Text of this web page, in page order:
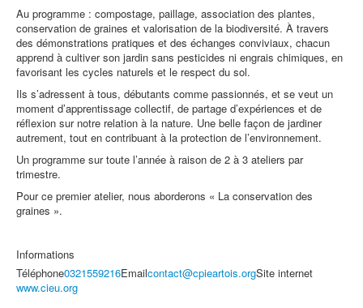
Au programme : compostage, paillage, association des plantes,
conservation de graines et valorisation de la biodiversité. À travers
des démonstrations pratiques et des échanges conviviaux, chacun
apprend à cultiver son jardin sans pesticides ni engrais chimiques, en
favorisant les cycles naturels et le respect du sol.
Ils s’adressent à tous, débutants comme passionnés, et se veut un
moment d’apprentissage collectif, de partage d’expériences et de
réflexion sur notre relation à la nature. Une belle façon de jardiner
autrement, tout en contribuant à la protection de l’environnement.
Un programme sur toute l’année à raison de 2 à 3 ateliers par
trimestre.
Pour ce premier atelier, nous aborderons « La conservation des
graines ».
Informations
Téléphone0321559216Emailcontact@cpieartois.orgSite internet
www.cieu.org